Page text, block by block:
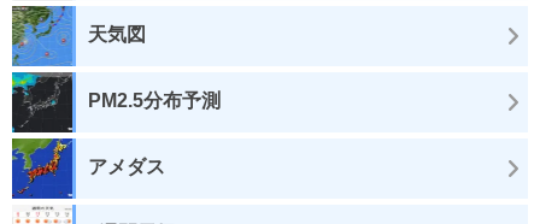
天気図
PM2.5分布予測
アメダス